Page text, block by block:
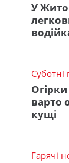
У
Суботні
варто
кущі
Гарячі